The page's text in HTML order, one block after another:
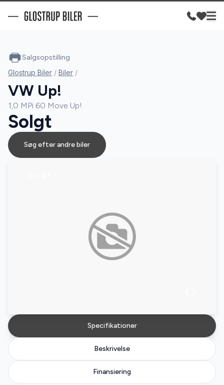
Specifikationer
Beskrivelse
Finansiering
Salgsopstilling
Glostrup Biler / Biler /
VW Up!
1,0 MPi 60 Move Up!
Solgt
Søg efter andre biler